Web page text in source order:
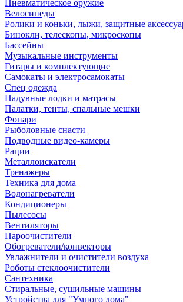
Пневматическое оружие
Велосипеды
Ролики и коньки, лыжи, защитные
Бинокли, телескопы, микроскопы
Бассейны
Музыкальные инструменты
Гитары и комплектующие
Самокаты и электросамокаты
Спец одежда
Надувные лодки и матрасы
Палатки, тенты, спальные мешки
Фонари
Рыболовные снасти
Подводные видео-камеры
Рации
Металлоискатели
Тренажеры
Техника для дома
Водонагреватели
Кондиционеры
Пылесосы
Вентиляторы
Пароочистители
Обогреватели/конвекторы
Увлажнители и очистители воздуха
Роботы стеклоочистители
Сантехника
Стиральные, сушильные машины
Устройства для "Умного дома"